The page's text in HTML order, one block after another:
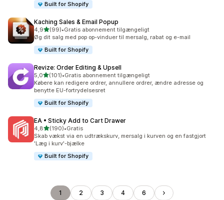
Built for Shopify
Kaching Sales & Email Popup
4,9ud af 5 stjerner
(99)
99 anmeldelser i alt
•Gratis abonnement tilgængeligt
Øg dit salg med pop op-vinduer til mersalg, rabat og e-mail
Built for Shopify
Revize: Order Editing & Upsell
5,0ud af 5 stjerner
(101)
101 anmeldelser i alt
•Gratis abonnement tilgængeligt
Købere kan redigere ordrer, annullere ordrer, ændre adresse og
benytte EU-fortrydelsesret
Built for Shopify
EA • Sticky Add to Cart Drawer
4,8ud af 5 stjerner
(190)
190 anmeldelser i alt
•Gratis
Skab vækst via en udtrækskurv, mersalg i kurven og en fastgjort
'Læg i kurv'-bjælke
Built for Shopify
1 2 3 4 6